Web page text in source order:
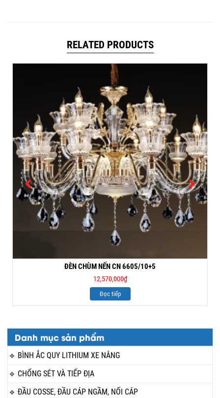
Danh mục sản phẩm
BÌNH ẮC QUY LITHIUM XE NÂNG
CHỐNG SÉT VÀ TIẾP ĐỊA
ĐẦU COSSE, ĐẦU CÁP NGẦM, NỐI CÁP
RELATED PRODUCTS
ĐÈN CHÙM NẾN CN 6605/10+5
12,570,000₫
Đọc tiếp